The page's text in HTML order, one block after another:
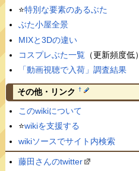
⭐️特別な要素のあるぶた
ぶた小屋全景
MIXと3Dの違い
コスプレぶた一覧（更新頻度低）
「動画視聴で入荷」調査結果
その他・リンク †
このwikiについて
⭐️wikiを支援する
wikiソースでサイト内検索
藤田さんのtwitter